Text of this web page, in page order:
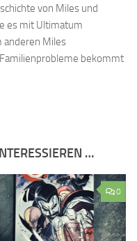
von Miles und
es mit Ultimatum
anderen Miles
bekommt
…
0